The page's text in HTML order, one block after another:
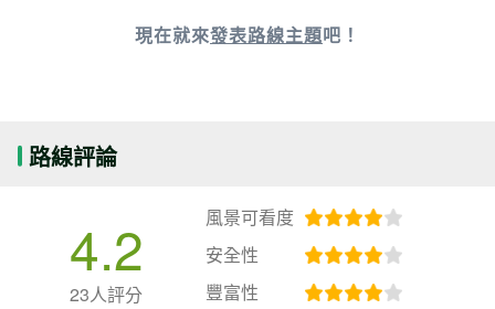
現在就來發表路線主題吧！
路線評論
4.2
23人評分
風景可看度
安全性
豐富性